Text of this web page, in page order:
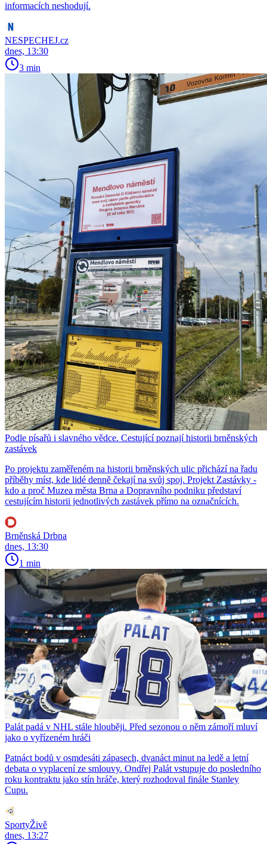
informacích neshodují.
NESPECHEJ.cz
dnes, 13:30
3 min
Podle písařů i slavného vědce. Cestující poznají historii brněnských
zastávek
Po projektu zaměřeném na historii brněnských ulic přichází na řadu
příběhy míst, kde lidé denně čekají na svůj spoj. Projekt Zastávky -
kdo a proč Muzea města Brna a Dopravního podniku představí
cestujícím historii jednotlivých zastávek přímo na označnících.
Brněnská Drbna
dnes, 13:30
1 min
Palát padá v NHL stále hlouběji. Před sezonou o něm zámoří mluví
jako o vyřízeném hráči
Patnáct bodů v osmdesáti zápasech, dvanáct minut na ledě a letní
debata o vyplacení ze smlouvy. Ondřej Palát vstupuje do posledního
roku kontraktu jako stín hráče, který rozhodoval finále Stanley
Cupu.
SportyŽivě
dnes, 13:27